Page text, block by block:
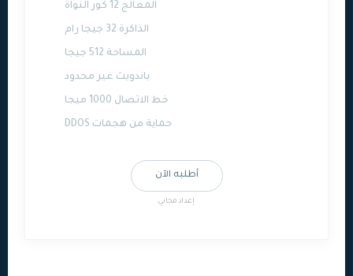
المعالج 12 كور النواة
الذاكرة 32 جيجا رام
المساحة 512 جيجا
باندويث غير محدود
خط الاتصال 1000 ميجا
حماية من هجمات DDOS
أطلبه الآن
إعداد مجاني